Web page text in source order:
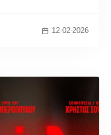
12-02-2026